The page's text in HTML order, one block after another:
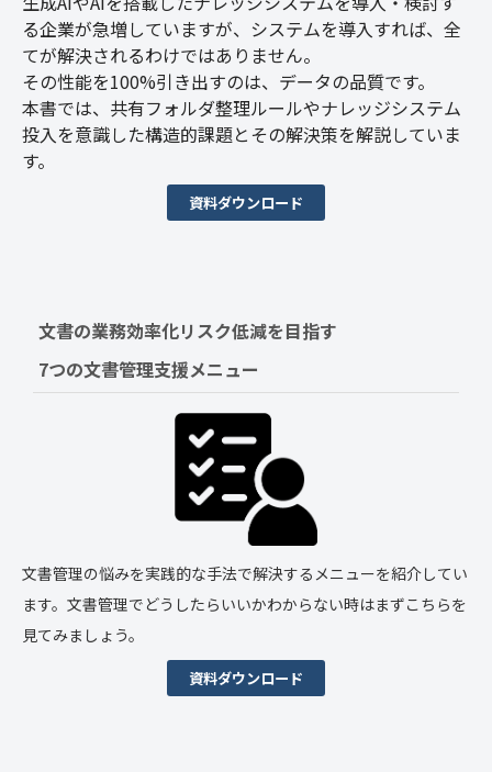
る企業が急増していますが、システムを導入すれば、全
てが解決されるわけではありません。
その性能を100%引き出すのは、データの品質です。
本書では、共有フォルダ整理ルールやナレッジシステム
投入を意識した構造的課題とその解決策を解説していま
す。
資料ダウンロード
文書の業務効率化リスク低減を目指す
7つの文書管理支援メニュー
文書管理の悩みを実践的な手法で解決するメニューを紹介してい
ます。文書管理でどうしたらいいかわからない時はまずこちらを
見てみましょう。
資料ダウンロード